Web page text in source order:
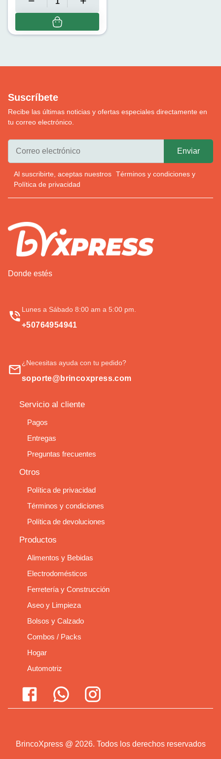
Suscríbete
Recibe las últimas noticias y ofertas especiales directamente en
tu correo electrónico.
Al suscribirte, aceptas nuestros Términos y condiciones y
Política de privacidad
Donde estés
Lunes a Sábado 8:00 am a 5:00 pm.
+50764954941
¿Necesitas ayuda con tu pedido?
soporte@brincoxpress.com
Servicio al cliente
Pagos
Entregas
Preguntas frecuentes
Otros
Política de privacidad
Términos y condiciones
Política de devoluciones
Productos
Alimentos y Bebidas
Electrodomésticos
Ferretería y Construcción
Aseo y Limpieza
Bolsos y Calzado
Combos / Packs
Hogar
Automotriz
BrincoXpress@ 2026. Todos los derechos reservados